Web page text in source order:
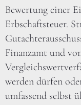
Bewertung einer
Erbschaftsteuer.
Finanzamt und
werden dürfen
umfassend selbst